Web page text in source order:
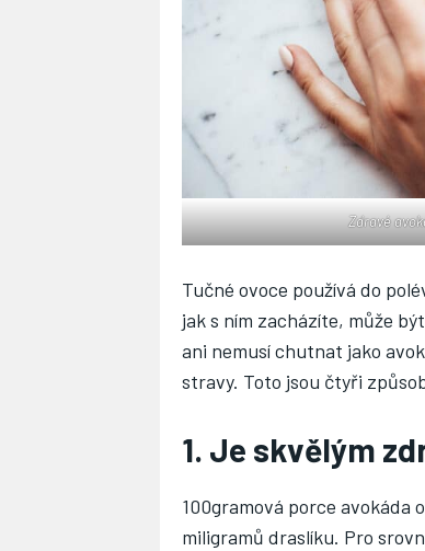
Zdravé
Tučné ovoce používá do
jak s ním zacházíte, může
ani nemusí chutnat jako
stravy. Toto jsou čtyři
1. Je skvělým
100gramová porce avokáda
miligramů draslíku. Pro